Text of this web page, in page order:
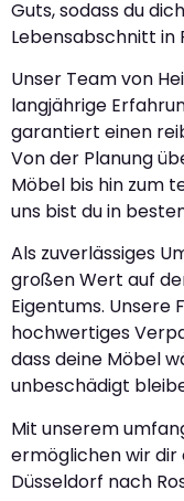
Guts, sodass du
Lebensabschnitt in
Unser Team von
langjährige
garantiert einen
Von der Planung
Möbel bis hin zum
uns bist du in
Als zuverlässiges
großen Wert auf
Eigentums. Unsere
hochwertiges
dass deine Möbel
unbeschädigt
Mit unserem
ermöglichen wir dir
Düsseldorf nach